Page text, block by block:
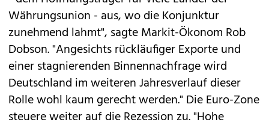
Währungsunion - aus, wo die Konjunktur
zunehmend lahmt", sagte Markit-Ökonom Rob
Dobson. "Angesichts rückläufiger Exporte und
einer stagnierenden Binnennachfrage wird
Deutschland im weiteren Jahresverlauf dieser
Rolle wohl kaum gerecht werden." Die Euro-Zone
steuere weiter auf die Rezession zu. "Hohe